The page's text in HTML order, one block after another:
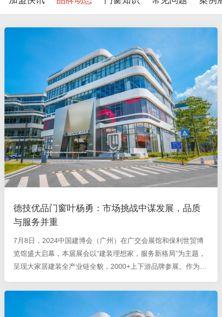
德技优品门窗叶杨勇：市场挑战中谋发展，品质
与服务并重
7月8日，2024中国建博会（广州）在广交会展馆和保利世贸博
览馆盛大启幕，本届展会以“建装理想家，服务新格局”为主题，
呈现大家居建装全产业链全貌，2000+上下游品牌参展。作为一
以“共窗安全+”为主题亮相广